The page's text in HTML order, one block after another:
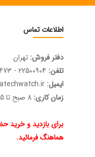
اطلاعات تماس
دفتر فروش: تهران
تلفن: 22500904 - 28425473
ایمیل: info@iratechwatch.ir
زمان کاری:8 صبح تا 5 عصر
برای بازدید و خرید
هماهنگ فرمائید.